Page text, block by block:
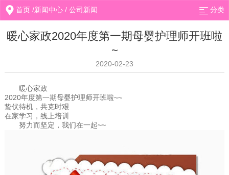
首页 /新闻中心 /公司新闻 分类
暖心家政2020年度第一期母婴护理师开班啦
~
2020-02-23
暖心家政
2020年度第一期母婴护理师开班啦~~
蛰伏待机，共克时艰
在家学习，线上培训
努力而坚定，我们在一起~~